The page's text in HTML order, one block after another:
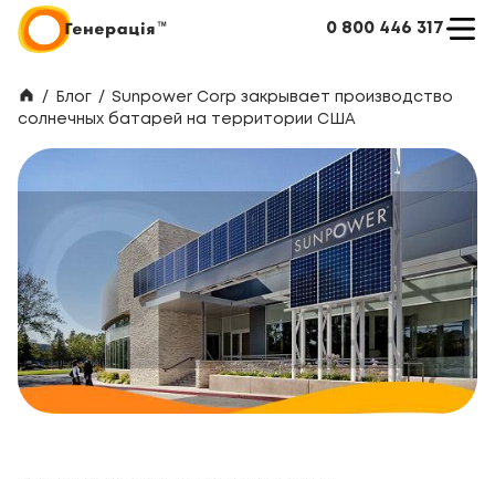
0 800 446 317
/ Блог / Sunpower Corp закрывает производство
солнечных батарей на территории США